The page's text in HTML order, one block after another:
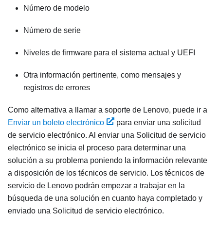
Número de modelo
Número de serie
Niveles de firmware para el sistema actual y UEFI
Otra información pertinente, como mensajes y
registros de errores
Como alternativa a llamar a soporte de Lenovo, puede ir a
Enviar un boleto electrónico
para enviar una solicitud
de servicio electrónico. Al enviar una Solicitud de servicio
electrónico se inicia el proceso para determinar una
solución a su problema poniendo la información relevante
a disposición de los técnicos de servicio. Los técnicos de
servicio de Lenovo podrán empezar a trabajar en la
búsqueda de una solución en cuanto haya completado y
enviado una Solicitud de servicio electrónico.